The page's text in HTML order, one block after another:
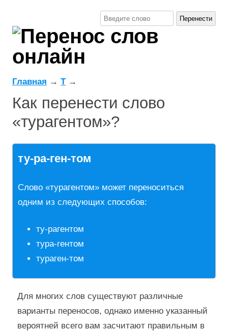
Главная → Т→
Как перенести слово
«турагентом»?
ту-ра-ген-том
Слово «турагентом» может переноситься
одним из следующих способов:
ту-рагентом
тура-гентом
тураген-том
Для многих слов существуют различные
варианты переносов, однако именно указанный
вероятней всего вам засчитают правильным в